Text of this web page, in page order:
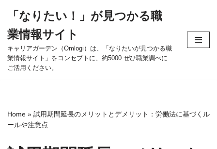
ン
テ
ン
ツ
ッ
「なりたい！」が見つかる職
業情報サイト
キャリアガーデン（Omlogi）は、「なりたいが見つかる職
業情報サイト」をコンセプトに、約5000 ぜひ職業調べに
ご活用ください。
Home » 試用期間延長のメリットとデメリット：労働法に基づくル
ールや注意点